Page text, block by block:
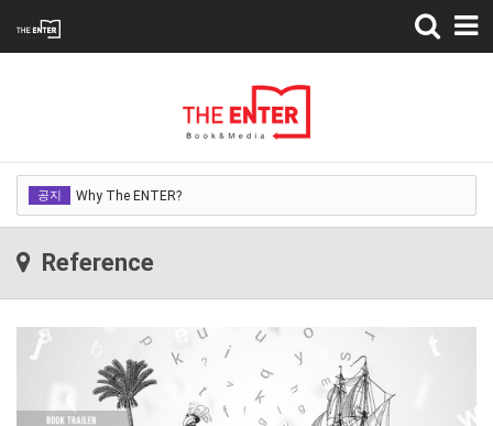
Toggle
navigation
공지 Why The ENTER?
Why The ENTER?
Why The ENTER?
Reference